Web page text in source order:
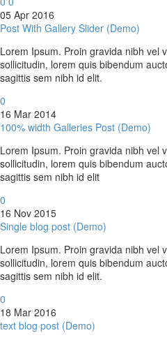
05 Apr 2016
Post With Gallery Slider (Demo)
Lorem Ipsum. Proin gravida nibh vel
sollicitudin, lorem quis bibendum
sagittis sem nibh id elit.
0
16 Mar 2014
100% width Galleries Post (Demo)
Lorem Ipsum. Proin gravida nibh vel
sollicitudin, lorem quis bibendum
sagittis sem nibh id elit
0
16 Nov 2015
Single blog post (Demo)
Lorem Ipsum. Proin gravida nibh vel
sollicitudin, lorem quis bibendum
sagittis sem nibh id elit.
0
18 Mar 2016
text blog post (Demo)